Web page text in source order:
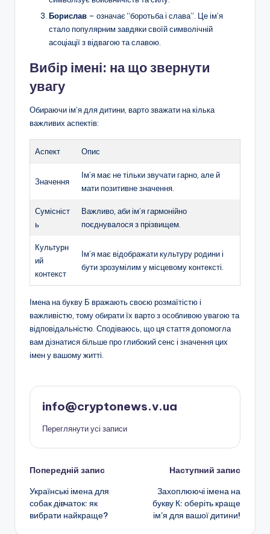
Борислав – означає “боротьба і слава”. Це ім’я
стало популярним завдяки своїй символічній
асоціації з відвагою та славою.
Вибір імені: на що звернути
увагу
Обираючи ім’я для дитини, варто зважати на кілька
важливих аспектів:
Аспект Опис
Значення
Ім’я має не тільки звучати гарно, але й
мати позитивне значення.
Сумісніст
ь
Важливо, аби ім’я гармонійно
поєднувалося з прізвищем.
Культурн
ий
контекст
Ім’я має відображати культуру родини і
бути зрозумілим у місцевому контексті.
Імена на букву Б вражають своєю розмаїтістю і
важливістю, тому обирати їх варто з особливою увагою та
відповідальністю. Сподіваюсь, що ця стаття допомогла
вам дізнатися більше про глибокий сенс і значення цих
імен у вашому житті.
info@cryptonews.v.ua
Переглянути усі записи
Навігація
по
запису
Попередній запис
Українські імена для
собак дівчаток: як
вибрати найкраще?
Наступний запис
Захоплюючі імена на
букву К: оберіть краще
ім’я для вашої дитини!